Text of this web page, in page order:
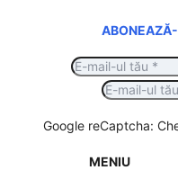
Google reCaptcha:
MENIU